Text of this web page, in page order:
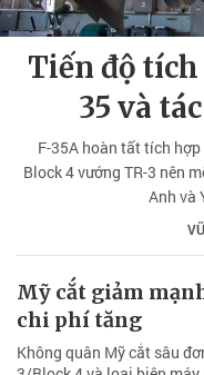
Tiến độ
35 và
F-35A hoàn tất tích
Block 4 vướng TR-3 nên
Anh và
Mỹ cắt giảm
chi phí tăng
Không quân Mỹ cắt sâu